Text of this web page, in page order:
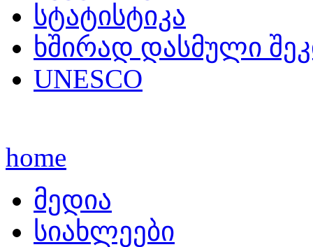
სტატისტიკა
ხშირად დასმული
UNESCO
home
მედია
სიახლეები